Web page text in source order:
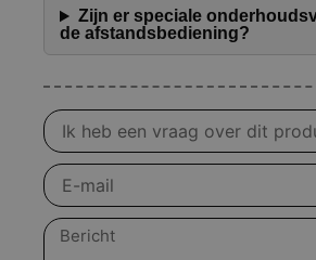
Zijn er speciale
de afstandsbediening?
Vraag
over
product
E-
mail
Bericht